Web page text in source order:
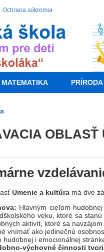
Ochrana súkromia
MATEMATIKA PRÍRODA
OBLASŤ
Umenie a kultúra má dve
Hlavným cieľom
veku, ktoré sa
aktivít, ktoré sa
vnímať ako jedinečnú
hudobnej i emocionálnej
výchovné činnosti